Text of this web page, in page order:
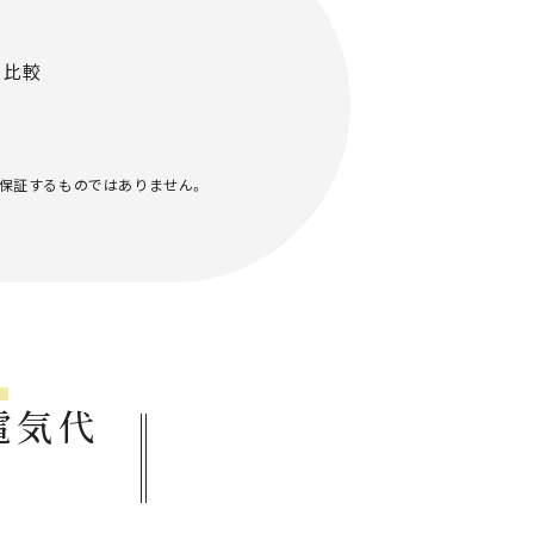
較
するものではありません。
気代